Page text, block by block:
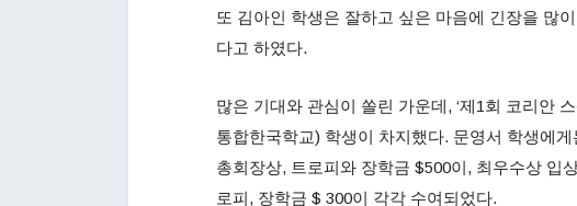
또 김아인 학생은 잘하고 싶은 마음에 긴장을 많
다고 하였다.
많은 기대와 관심이 쏠린 가운데, ‘제1회 코리안
통합한국학교) 학생이 차지했다. 문영서 학생에
총회장상, 트로피와 장학금 $500이, 최우수상 입
로피, 장학금 $ 300이 각각 수여되었다.